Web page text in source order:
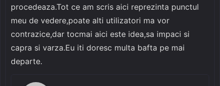
procedeaza.Tot ce am scris aici reprezinta punctul
meu de vedere,poate alti utilizatori ma vor
contrazice,dar tocmai aici este idea,sa impaci si
capra si varza.Eu iti doresc multa bafta pe mai
departe.